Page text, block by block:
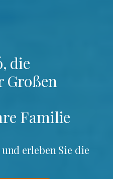
die
Großen
Familie
und erleben Sie die